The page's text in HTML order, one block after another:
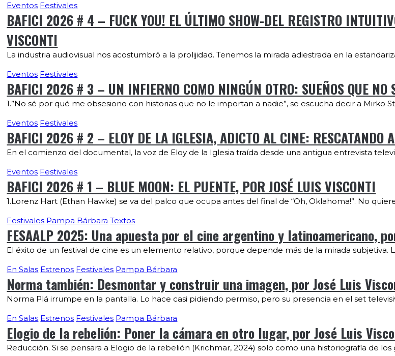
Eventos Festivales
BAFICI 2026 # 4 – FUCK YOU! EL ÚLTIMO SHOW-DEL REGISTRO
VISCONTI
La industria audiovisual nos acostumbró a la prolijidad. Tenemos la mirada adiestrada en la
Eventos Festivales
BAFICI 2026 # 3 – UN INFIERNO COMO NINGÚN OTRO: SUEÑOS QUE NO
1.”No sé por qué me obsesiono con historias que no le importan a nadie”, se escucha decir a Mirko
Eventos Festivales
BAFICI 2026 # 2 – ELOY DE LA IGLESIA, ADICTO AL CINE: RESCATANDO
En el comienzo del documental, la voz de Eloy de la Iglesia traída desde una antigua entrevista
Eventos Festivales
BAFICI 2026 # 1 – BLUE MOON: EL PUENTE, POR JOSÉ LUIS VISCONTI
1.Lorenz Hart (Ethan Hawke) se va del palco que ocupa antes del final de “Oh, Oklahoma!”. No
Festivales Pampa Bárbara Textos
FESAALP 2025: Una apuesta por el cine argentino y latinoamericano,
El éxito de un festival de cine es un elemento relativo, porque depende más de la mirada subjetiva.
En Salas Estrenos Festivales Pampa Bárbara
Norma también: Desmontar y construir una imagen, por José Luis
Norma Plá irrumpe en la pantalla. Lo hace casi pidiendo permiso, pero su presencia en el set
En Salas Estrenos Festivales Pampa Bárbara
Elogio de la rebelión: Poner la cámara en otro lugar, por José Luis
Reducción. Si se pensara a Elogio de la rebelión (Krichmar, 2024) solo como una historiografía de